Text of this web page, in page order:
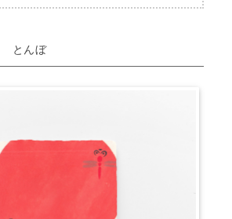
とんぼ